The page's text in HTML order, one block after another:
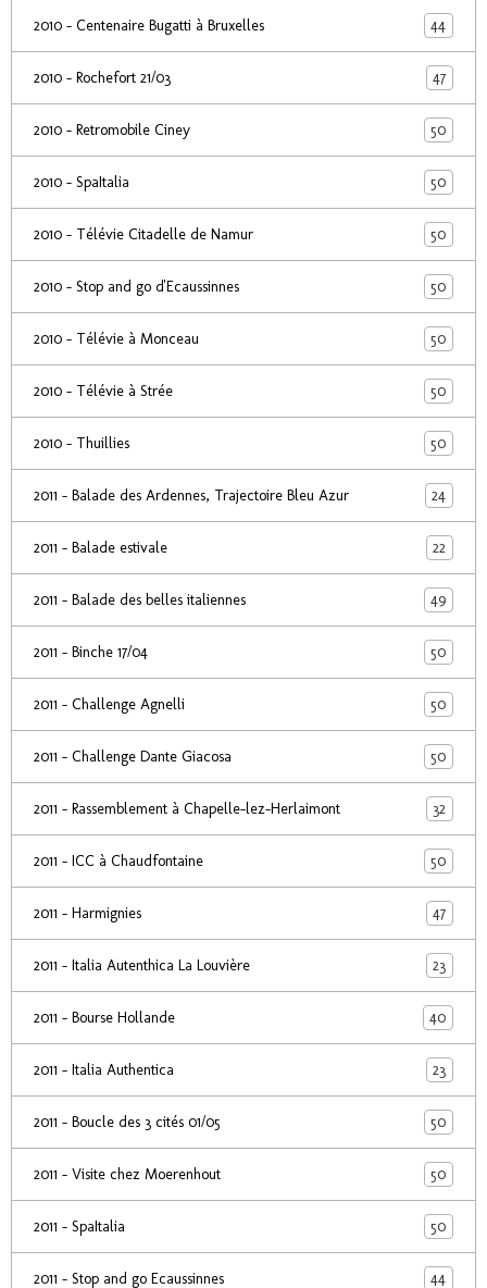
2010 - Centenaire Bugatti à Bruxelles 44
2010 - Rochefort 21/03 47
2010 - Retromobile Ciney 50
2010 - SpaItalia 50
2010 - Télévie Citadelle de Namur 50
2010 - Stop and go d'Ecaussinnes 50
2010 - Télévie à Monceau 50
2010 - Télévie à Strée 50
2010 - Thuillies 50
2011 - Balade des Ardennes, Trajectoire Bleu Azur 24
2011 - Balade estivale 22
2011 - Balade des belles italiennes 49
2011 - Binche 17/04 50
2011 - Challenge Agnelli 50
2011 - Challenge Dante Giacosa 50
2011 - Rassemblement à Chapelle-lez-Herlaimont 32
2011 - ICC à Chaudfontaine 50
2011 - Harmignies 47
2011 - Italia Autenthica La Louvière 23
2011 - Bourse Hollande 40
2011 - Italia Authentica 23
2011 - Boucle des 3 cités 01/05 50
2011 - Visite chez Moerenhout 50
2011 - SpaItalia 50
2011 - Stop and go Ecaussinnes 44